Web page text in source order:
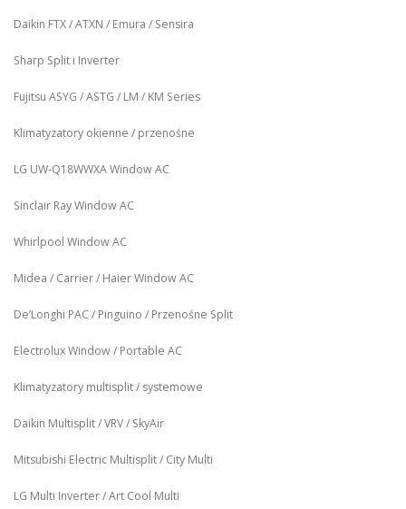
Daikin FTX / ATXN / Emura / Sensira
Sharp Split i Inverter
Fujitsu ASYG / ASTG / LM / KM Series
Klimatyzatory okienne / przenośne
LG UW‑Q18WWXA Window AC
Sinclair Ray Window AC
Whirlpool Window AC
Midea / Carrier / Haier Window AC
De’Longhi PAC / Pinguino / Przenośne Split
Electrolux Window / Portable AC
Klimatyzatory multisplit / systemowe
Daikin Multisplit / VRV / SkyAir
Mitsubishi Electric Multisplit / City Multi
LG Multi Inverter / Art Cool Multi